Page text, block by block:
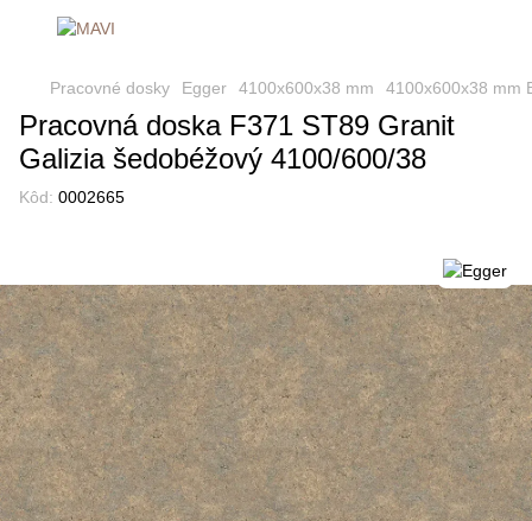
Pracovné dosky Egger 4100x600x38 mm 4100x600x38 mm
Pracovná doska F371 ST89 Granit
Galizia šedobéžový 4100/600/38
Kôd: 0002665